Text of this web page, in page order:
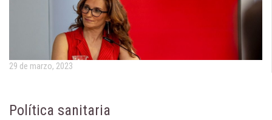
29 de marzo, 2023
Política sanitaria